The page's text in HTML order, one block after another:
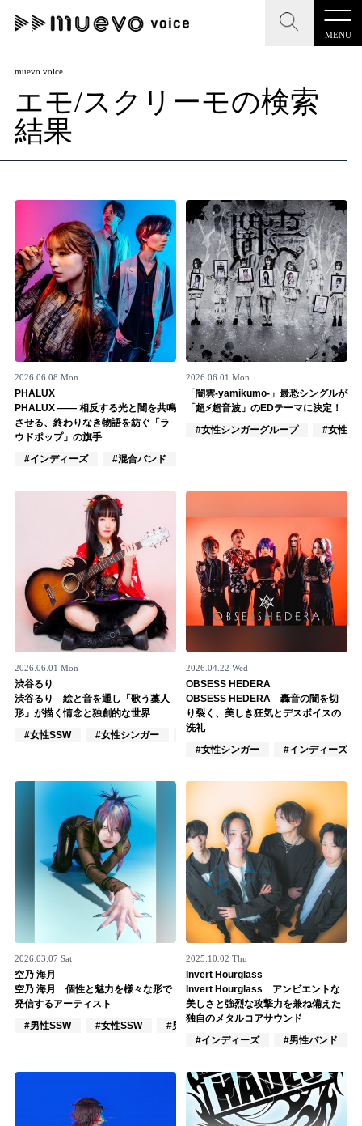
MENU
CLOSE
記事を検索する
人気ワード
#男性SSW #ポップス #女性SSW #ロック
#男性シンガー #HR/HM #女性シンガー
#ヒップホップ #男性シンガーグループ #R&B/ソウル
CLOSE
muevo media
"読者の声を形にする”音楽特化メディア
記事一覧
プレスリリース一覧
会社概要
お問い合わせ
記事リクエスト
ログイン
muevoクラウドファンディング
muevoコミュニティ
ぶいクラ！by muevo
ぶいコミュ！by muevo
ぶいマガ！ by muevo
Follow us
Official SNS
muevo voice
エモ/スクリーモの検索
結果
2026.06.08 Mon
PHALUX
PHALUX ―― 相反する光と闇を共鳴
させる、終わりなき物語を紡ぐ「ラ
ウドポップ」の旗手
#インディーズ
#混合バンド
2026.06.01 Mon
「闇雲-yamikumo-」最恐シングルが
「超⚡️超音波」のEDテーマに決定！
#女性シンガーグループ
#女性ア
2026.06.01 Mon
渋谷るり
渋谷るり 絵と音を通し「歌う藁人
形」が描く情念と独創的な世界
#女性SSW
#女性シンガー #楽器奏者
2026.04.22 Wed
OBSESS HEDERA
OBSESS HEDERA 轟音の闇を切
り裂く、美しき狂気とデスボイスの
洗礼
#女性シンガー
#インディーズ
2026.03.07 Sat
空乃 海月
空乃 海月 個性と魅力を様々な形で
発信するアーティスト
#男性SSW
#女性SSW #男性シンガー
2025.10.02 Thu
Invert Hourglass
Invert Hourglass アンビエントな
美しさと強烈な攻撃力を兼ね備えた
独自のメタルコアサウンド
#インディーズ
#男性バンド